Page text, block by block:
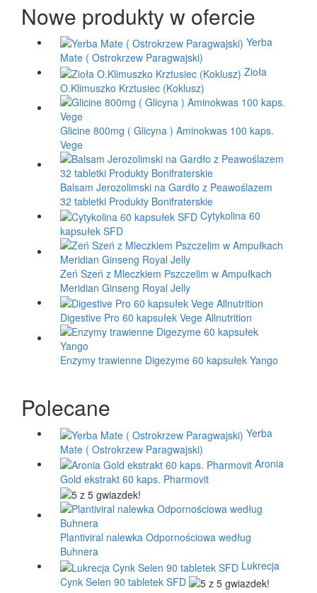
Nowe produkty w ofercie
Yerba
Mate ( Ostrokrzew Paragwajski)
Zioła
O.Klimuszko Krztusiec (Koklusz)
Glicine 800mg ( Glicyna ) Aminokwas 100 kaps.
Vege
Balsam Jerozolimski na Gardło z Peawoślazem
32 tabletki Produkty Bonifraterskie
Cytykolina 60
kapsułek SFD
Zeń Szeń z Mleczkiem Pszczelim w Ampułkach
Meridian Ginseng Royal Jelly
Digestive Pro 60 kapsułek Vege Allnutrition
Enzymy trawienne Digezyme 60 kapsułek Yango
Polecane
Yerba
Mate ( Ostrokrzew Paragwajski)
Aronia
Gold ekstrakt 60 kaps. Pharmovit
Plantiviral nalewka Odpornościowa według
Buhnera
Lukrecja
Cynk Selen 90 tabletek SFD